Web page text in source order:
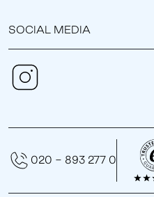
SOCIAL MEDIA
020 - 893 277 0